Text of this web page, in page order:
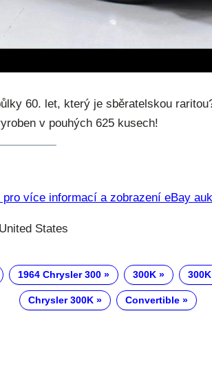
60. let, který je sběratelskou
v pouhých 625 kusech!
pro více informací a zobrazení eBay
States
1964 Chrysler 300 300K
Chrysler 300K Convertible